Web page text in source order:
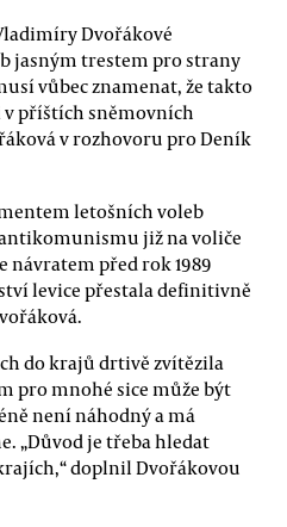
Dvořákové
jasným trestem pro strany
vůbec znamenat, že takto
v příštích sněmovních
v rozhovoru pro Deník
letošních voleb
již na voliče
návratem před rok 1989
levice přestala definitivně
do krajů drtivě zvítězila
pro mnohé sice může být
není náhodný a má
„Důvod je třeba hledat
doplnil Dvořákovou